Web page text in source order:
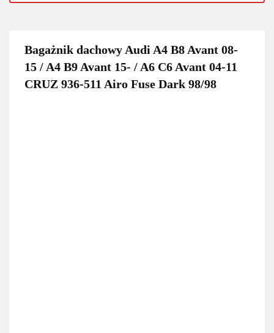
Bagażnik dachowy Audi A4 B8 Avant 08-
15 / A4 B9 Avant 15- / A6 C6 Avant 04-11
CRUZ 936-511 Airo Fuse Dark 98/98